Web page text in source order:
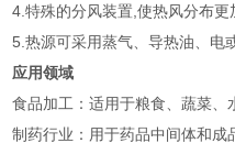
4.特殊的分风装置,使热风分布更
5.热源可采用蒸气、导热油、电
应用领域
食品加工‌：适用于粮食、蔬菜、
制药行业‌：用于药品中间体和成